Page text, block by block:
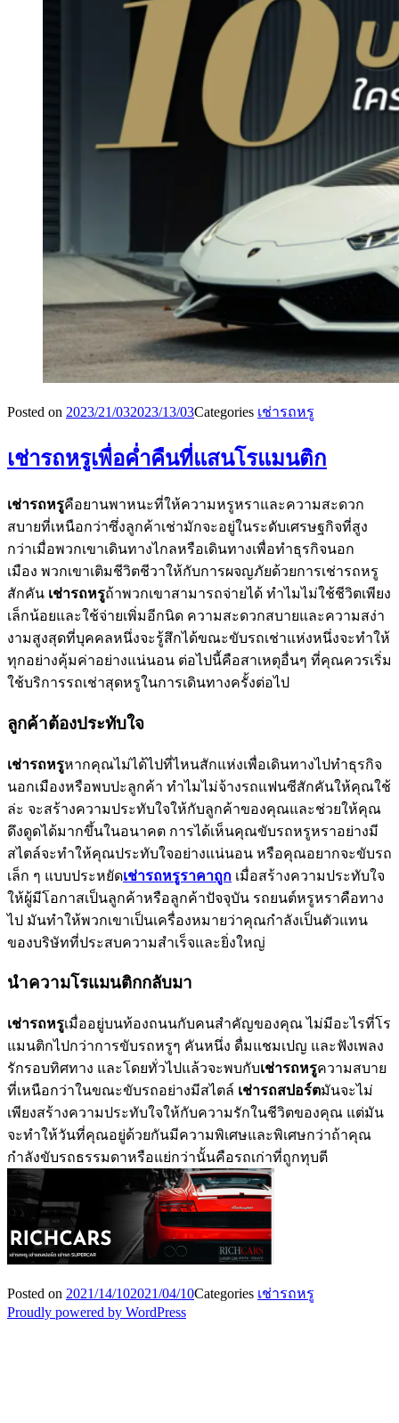
Posted on 2023/21/032023/13/03Categories เช่ารถหรู
เช่ารถหรูเพื่อค่ำคืนที่แสนโรแมนติก
เช่ารถหรูคือยานพาหนะที่ให้ความหรูหราและความสะดวก
สบายที่เหนือกว่าซึ่งลูกค้าเช่ามักจะอยู่ในระดับเศรษฐกิจที่สูง
กว่าเมื่อพวกเขาเดินทางไกลหรือเดินทางเพื่อทำธุรกิจนอก
เมือง พวกเขาเติมชีวิตชีวาให้กับการผจญภัยด้วยการเช่ารถหรู
สักคัน เช่ารถหรูถ้าพวกเขาสามารถจ่ายได้ ทำไมไม่ใช้ชีวิตเพียง
เล็กน้อยและใช้จ่ายเพิ่มอีกนิด ความสะดวกสบายและความสง่า
งามสูงสุดที่บุคคลหนึ่งจะรู้สึกได้ขณะขับรถเช่าแห่งหนึ่งจะทำให้
ทุกอย่างคุ้มค่าอย่างแน่นอน ต่อไปนี้คือสาเหตุอื่นๆ ที่คุณควรเริ่ม
ใช้บริการรถเช่าสุดหรูในการเดินทางครั้งต่อไป
ลูกค้าต้องประทับใจ
เช่ารถหรูหากคุณไม่ได้ไปที่ไหนสักแห่งเพื่อเดินทางไปทำธุรกิจ
นอกเมืองหรือพบปะลูกค้า ทำไมไม่จ้างรถแฟนซีสักคันให้คุณใช้
ล่ะ จะสร้างความประทับใจให้กับลูกค้าของคุณและช่วยให้คุณ
ดึงดูดได้มากขึ้นในอนาคต การได้เห็นคุณขับรถหรูหราอย่างมี
สไตล์จะทำให้คุณประทับใจอย่างแน่นอน หรือคุณอยากจะขับรถ
เล็ก ๆ แบบประหยัดเช่ารถหรูราคาถูก เมื่อสร้างความประทับใจ
ให้ผู้มีโอกาสเป็นลูกค้าหรือลูกค้าปัจจุบัน รถยนต์หรูหราคือทาง
ไป มันทำให้พวกเขาเป็นเครื่องหมายว่าคุณกำลังเป็นตัวแทน
ของบริษัทที่ประสบความสำเร็จและยิ่งใหญ่
นำความโรแมนติกกลับมา
เช่ารถหรูเมื่ออยู่บนท้องถนนกับคนสำคัญของคุณ ไม่มีอะไรที่โร
แมนติกไปกว่าการขับรถหรูๆ คันหนึ่ง ดื่มแชมเปญ และฟังเพลง
รักรอบทิศทาง และโดยทั่วไปแล้วจะพบกับเช่ารถหรูความสบาย
ที่เหนือกว่าในขณะขับรถอย่างมีสไตล์ เช่ารถสปอร์ตมันจะไม่
เพียงสร้างความประทับใจให้กับความรักในชีวิตของคุณ แต่มัน
จะทำให้วันที่คุณอยู่ด้วยกันมีความพิเศษและพิเศษกว่าถ้าคุณ
กำลังขับรถธรรมดาหรือแย่กว่านั้นคือรถเก่าที่ถูกทุบตี
Posted on 2021/14/102021/04/10Categories เช่ารถหรู
Proudly powered by WordPress